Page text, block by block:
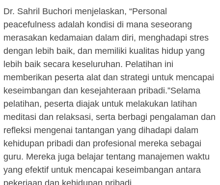
Dr. Sahril Buchori menjelaskan, “Personal
peacefulness adalah kondisi di mana seseorang
merasakan kedamaian dalam diri, menghadapi stres
dengan lebih baik, dan memiliki kualitas hidup yang
lebih baik secara keseluruhan. Pelatihan ini
memberikan peserta alat dan strategi untuk mencapai
keseimbangan dan kesejahteraan pribadi.”Selama
pelatihan, peserta diajak untuk melakukan latihan
meditasi dan relaksasi, serta berbagi pengalaman dan
refleksi mengenai tantangan yang dihadapi dalam
kehidupan pribadi dan profesional mereka sebagai
guru. Mereka juga belajar tentang manajemen waktu
yang efektif untuk mencapai keseimbangan antara